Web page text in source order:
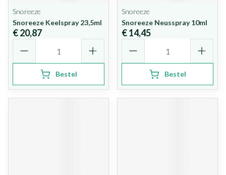
Snoreeze
Snoreeze Keelspray 23,5ml
€ 20,87
Bestel
Snoreeze
Snoreeze Neusspray 10ml
€ 14,45
Bestel